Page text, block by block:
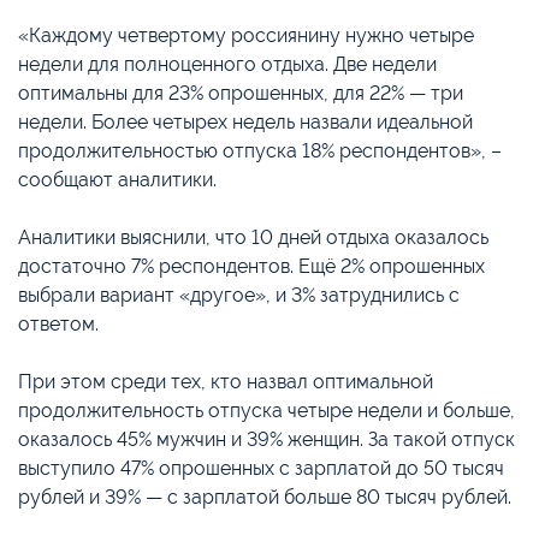
«Каждому четвертому россиянину нужно четыре
недели для полноценного отдыха. Две недели
оптимальны для 23% опрошенных, для 22% — три
недели. Более четырех недель назвали идеальной
продолжительностью отпуска 18% респондентов», –
сообщают аналитики.
Аналитики выяснили, что 10 дней отдыха оказалось
достаточно 7% респондентов. Ещё 2% опрошенных
выбрали вариант «другое», и 3% затруднились с
ответом.
При этом среди тех, кто назвал оптимальной
продолжительность отпуска четыре недели и больше,
оказалось 45% мужчин и 39% женщин. За такой отпуск
выступило 47% опрошенных с зарплатой до 50 тысяч
рублей и 39% — с зарплатой больше 80 тысяч рублей.